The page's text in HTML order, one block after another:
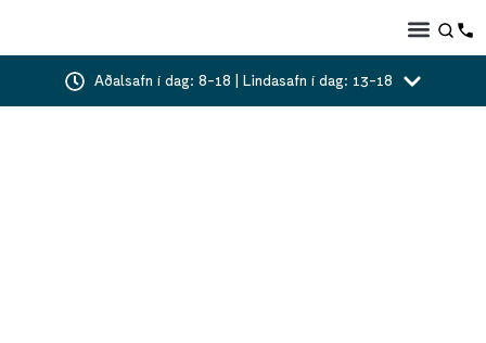
Aðalsafn í dag: 8-18 | Lindasafn í dag: 13-18